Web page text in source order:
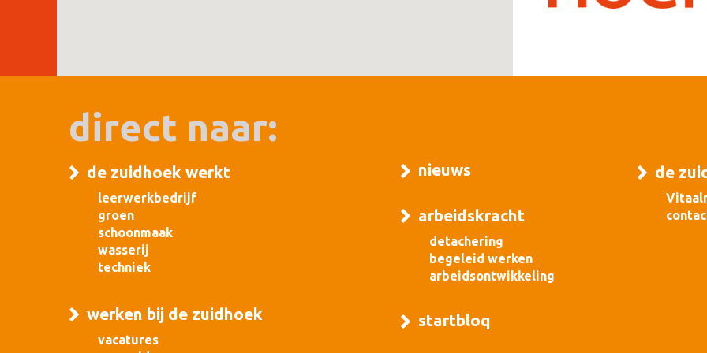
direct naar:
de zuidhoek werkt
leerwerkbedrijf
groen
schoonmaak
wasserij
techniek
werken bij de zuidhoek
vacatures
nieuws
arbeidskracht
detachering
begeleid werken
arbeidsontwikkeling
startbloq
de